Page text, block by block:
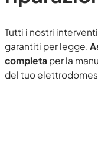
Tutti i nostri
garantiti per legge.
completa per la
del tuo